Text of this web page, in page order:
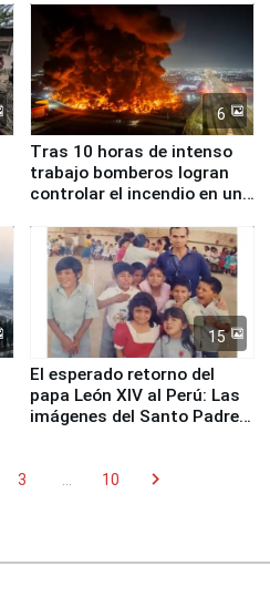
6
Tras 10 horas de intenso
trabajo bomberos logran
controlar el incendio en una
de Chile
15
El esperado retorno del
papa León XIV al Perú: Las
imágenes del Santo Padre
3 10 chevron_right